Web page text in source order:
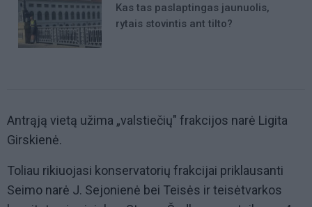
Kas tas paslaptingas jaunuolis,
rytais stovintis ant tilto?
Antrąją vietą užima „valstiečių" frakcijos narė Ligita
Girskienė.
Toliau rikiuojasi konservatorių frakcijai priklausanti
Seimo narė J. Sejonienė bei Teisės ir teisėtvarkos